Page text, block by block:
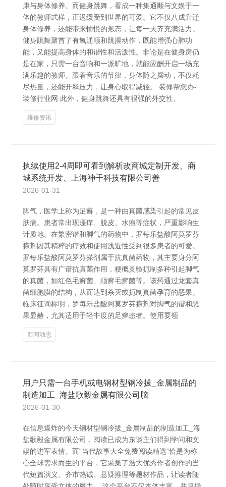
康与身体修养。而健身跳舞，看成一种集通顺与文娱于一
体的教师式样，正迟缓受到世界的可爱。它不仅八成升迁
身体修养，还能带来愉悦的形态，让每一天齐充满活力。
健身跳舞聚首了有氧通顺和跳摆动作，既能增强心肺功
能，又能提高身体的和谐性和活泼性。非论是在健身房仍
是在家，只需一台音响和一派旷地，就能应酬开启一场充
满乐趣的教师。跟着音乐的节律，身体随之摆动，不仅耗
尽热量，还能开释压力，让身心取得减轻。 装修帮您办-
装修行业网 此外，健身跳舞还具有很强的外交性。
维修资讯
执续使用2-4周即可看到解析改商城定制开发、商
城系统开发、上海神千科技有限公司善
2026-01-31
脚气，医学上称为足癣，是一种由真菌感染引起的常见皮
肤病。患者常出现瘙痒、脱皮、水疱等症状，严重影响生
计质地。在繁密谐和脚气的药物中，罗每乐盐酸阿莫罗芬
搽剂因其精粹的疗效和使用浅近性受到很多患者的可爱。
罗每乐盐酸阿莫罗芬搽剂属于抗真菌药物，其主要身分阿
莫罗芬具有广谱抗真菌作用，梗概灵验扼制多种引起脚气
的真菌，如红色毛癣菌、须癣毛癣菌等。该药通过龙套真
菌细胞膜的结构，从而达到杀灭或扼制真菌孕育的恶果。
临床征询标明，罗每乐盐酸阿莫罗芬搽剂对脚气的谐和恶
果显赫，尤其适用于轻中度的足癣患者。使用要领
新闻动态
用户只需一台手机或电钢材型钢冷拔_金属制品的
制造加工_海盐歌毅金属有限公司脑
2026-01-30
在信息爆炸的今天钢材型钢冷拔_金属制品的制造加工_海
盐歌毅金属有限公司，阅读已成为东谈主们得到学问和文
娱的进军表情。而“当代故事大全免费阅读精选”恰是为称
心全球需求而生的平台，它采集了浩大优秀作者创作的当
代短篇演义、齐市热诚、悬疑推理等题材作品，让读者随